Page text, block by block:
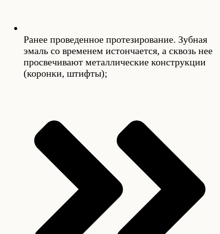
Ранее проведенное протезирование. Зубная
эмаль со временем истончается, а сквозь нее
просвечивают металлические конструкции
(коронки, штифты);